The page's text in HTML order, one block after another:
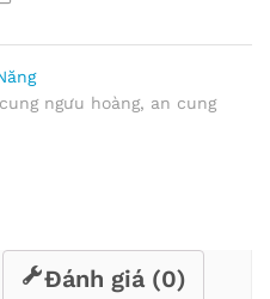
ngưu hoàng, an cung
Đánh giá (0)